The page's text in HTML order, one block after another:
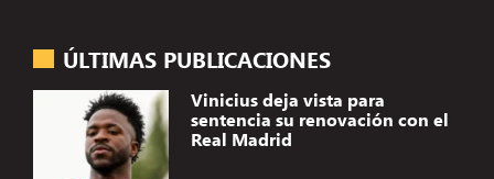
ÚLTIMAS PUBLICACIONES
Vinicius deja vista para
sentencia su renovación con el
Real Madrid